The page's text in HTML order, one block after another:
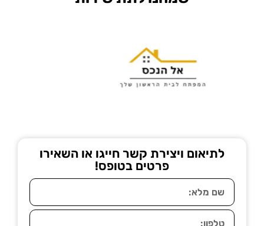
לתיאום ויצירת קשר חייגו או השאירו
פרטים בטופס!